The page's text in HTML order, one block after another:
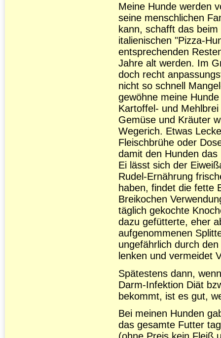
Meine Hunde werden
seine menschlichen
kann, schafft das
italienischen "Pizza-
entsprechenden
Jahre alt werden. Im
doch recht
nicht so schnell
gewöhne meine
Kartoffel- und
Gemüse und Kräuter
Wegerich. Etwas
Fleischbrühe oder
damit den Hunden
Ei lässt sich der
Rudel-Ernährung
haben, findet die fette
Breikochen
täglich gekochte
dazu gefütterte, eher
aufgenommenen
ungefährlich durch
lenken und vermeidet
Spätestens dann,
Darm-Infektion Diät
bekommt, ist es gut,
Bei meinen Hunden
das gesamte Futter